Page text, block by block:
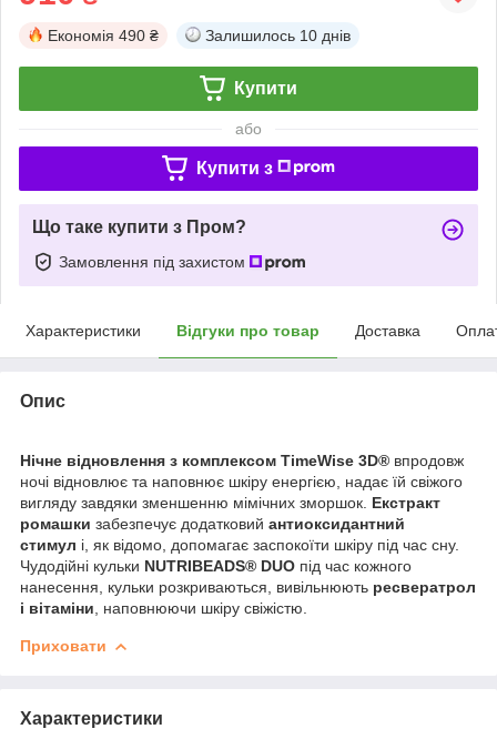
Економія 490 ₴ Залишилось 10 днів
Купити
або
Купити з
Що таке купити з Пром?
Замовлення під захистом
Характеристики Відгуки про товар Доставка
Опис
Нічне відновлення з комплексом TimeWise 3D® впродовж
ночі відновлює та наповнює шкіру енергією, надає їй свіжого
вигляду завдяки зменшенню мімічних зморшок. Екстракт
ромашки забезпечує додатковий антиоксидантний
стимул і, як відомо, допомагає заспокоїти шкіру під час сну.
Чудодійні кульки NUTRIBEADS® DUO під час кожного
нанесення, кульки розкриваються, вивільнюють ресвератрол
і вітаміни , наповнюючи шкіру свіжістю.
Приховати
Характеристики